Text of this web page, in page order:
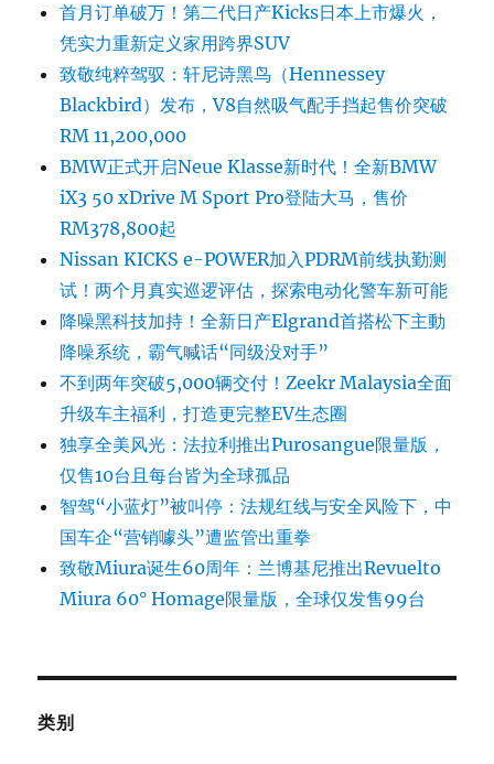
首月订单破万！第二代日产Kicks日本上市爆火，
凭实力重新定义家用跨界SUV
致敬纯粹驾驭：轩尼诗黑鸟（Hennessey
Blackbird）发布，V8自然吸气配手挡起售价突破
RM 11,200,000
BMW正式开启Neue Klasse新时代！全新BMW
iX3 50 xDrive M Sport Pro登陆大马，售价
RM378,800起
Nissan KICKS e-POWER加入PDRM前线执勤测
试！两个月真实巡逻评估，探索电动化警车新可能
降噪黑科技加持！全新日产Elgrand首搭松下主動
降噪系统，霸气喊话“同级没对手”
不到两年突破5,000辆交付！Zeekr Malaysia全面
升级车主福利，打造更完整EV生态圈
独享全美风光：法拉利推出Purosangue限量版，
仅售10台且每台皆为全球孤品
智驾“小蓝灯”被叫停：法规红线与安全风险下，中
国车企“营销噱头”遭监管出重拳
致敬Miura诞生60周年：兰博基尼推出Revuelto
Miura 60° Homage限量版，全球仅发售99台
类别